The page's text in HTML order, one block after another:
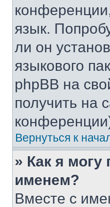
язык.
ли он
языкового
phpBB на
получить на
Вернуться к
» Как я могу
именем?
Вместе с